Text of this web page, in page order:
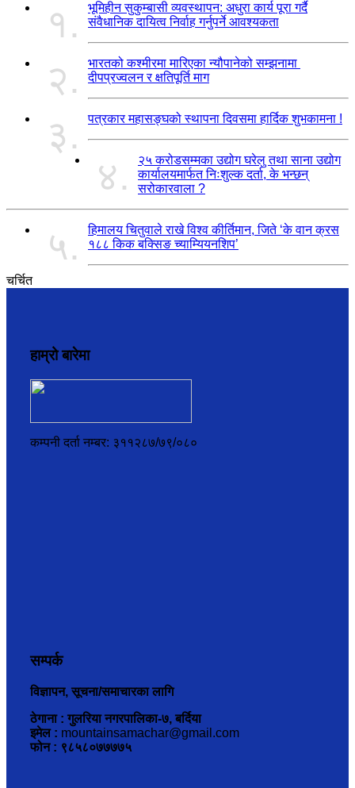
१.
भूमिहीन सुकुम्बासी व्यवस्थापन: अधुरा कार्य पूरा गर्दै
संवैधानिक दायित्व निर्वाह गर्नुपर्ने आवश्यकता
२.
भारतको कश्मीरमा मारिएका न्यौपानेको सम्झनामा
दीपप्रज्वलन र क्षतिपूर्ति माग
३. पत्रकार महासङ्घको स्थापना दिवसमा हार्दिक शुभकामना !
४.
२५ करोडसम्मका उद्योग घरेलु तथा साना उद्योग
कार्यालयमार्फत निःशुल्क दर्ता, के भन्छन्
सरोकारवाला ?
५.
हिमालय चितुवाले राखे विश्व कीर्तिमान, जिते ‘के वान क्रस
१८८ किक बक्सिङ च्याम्यियनशिप’
चर्चित
हाम्रो बारेमा
कम्पनी दर्ता नम्बर: ३११२८७/७९/०८०
सम्पर्क
विज्ञापन, सूचना/समाचारका लागि
ठेगाना : गुलरिया नगरपालिका-७, बर्दिया
इमेल : mountainsamachar@gmail.com
फोन : ९८५८०७७७७५